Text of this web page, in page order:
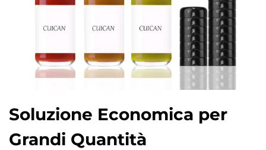
Soluzione Economica per
Grandi Quantità